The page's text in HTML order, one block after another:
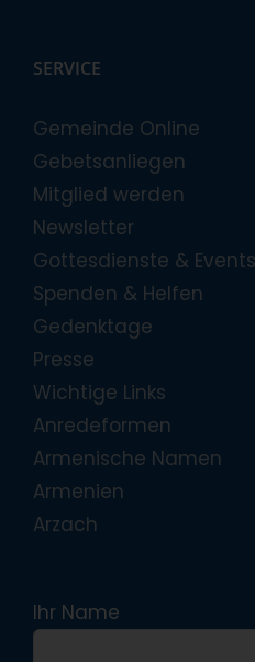
SERVICE
Gemeinde Online
Gebetsanliegen
Mitglied werden
Newsletter
Gottesdienste & Events
Spenden & Helfen
Gedenktage
Presse
Wichtige Links
Anredeformen
Armenische Namen
Armenien
Arzach
Ihr Name